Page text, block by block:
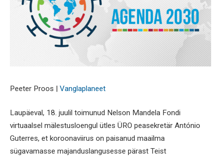
Peeter Proos | Vanglaplaneet
Laupäeval, 18. juulil toimunud Nelson Mandela Fondi
virtuaalsel mälestusloengul ütles ÜRO peasekretär António
Guterres, et koroonaviirus on paisanud maailma
sügavamasse majanduslangusesse pärast Teist